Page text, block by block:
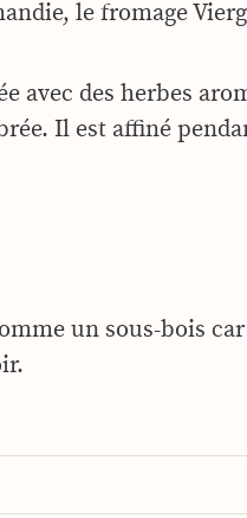
le fromage
avec des herbes
Il est affiné
un sous-bois